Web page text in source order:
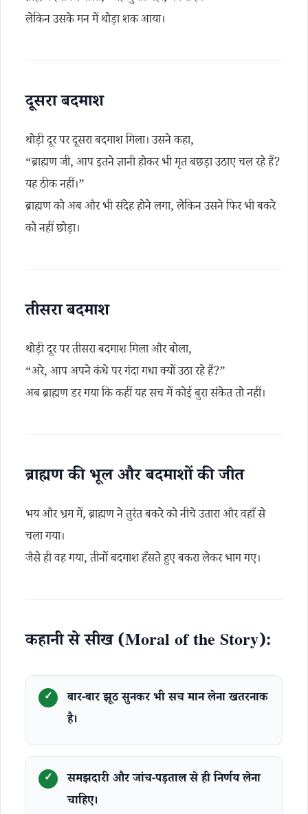
लेकिन उसके मन में थोड़ा शक आया।
दूसरा बदमाश
थोड़ी दूर पर दूसरा बदमाश मिला। उसने कहा,
“ब्राह्मण जी, आप इतने ज्ञानी होकर भी मृत बछड़ा उठाए चल रहे हैं?
यह ठीक नहीं।”
ब्राह्मण को अब और भी संदेह होने लगा, लेकिन उसने फिर भी बकरे
को नहीं छोड़ा।
तीसरा बदमाश
थोड़ी दूर पर तीसरा बदमाश मिला और बोला,
“अरे, आप अपने कंधे पर गंदा गधा क्यों उठा रहे हैं?”
अब ब्राह्मण डर गया कि कहीं यह सच में कोई बुरा संकेत तो नहीं।
ब्राह्मण की भूल और बदमाशों की जीत
भय और भ्रम में, ब्राह्मण ने तुरंत बकरे को नीचे उतारा और वहाँ से
चला गया।
जैसे ही वह गया, तीनों बदमाश हँसते हुए बकरा लेकर भाग गए।
कहानी से सीख (Moral of the Story):
बार-बार झूठ सुनकर भी सच मान लेना खतरनाक
है।
समझदारी और जांच-पड़ताल से ही निर्णय लेना
चाहिए।